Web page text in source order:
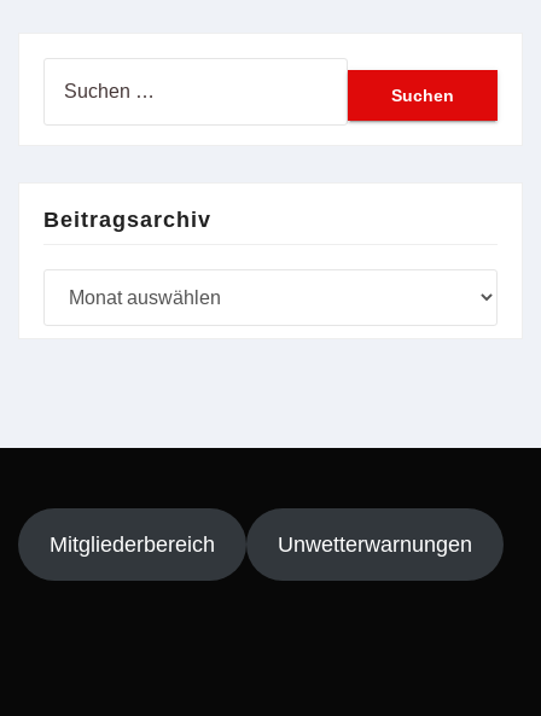
Beitragsarchiv
Mitgliederbereich Unwetterwarnungen